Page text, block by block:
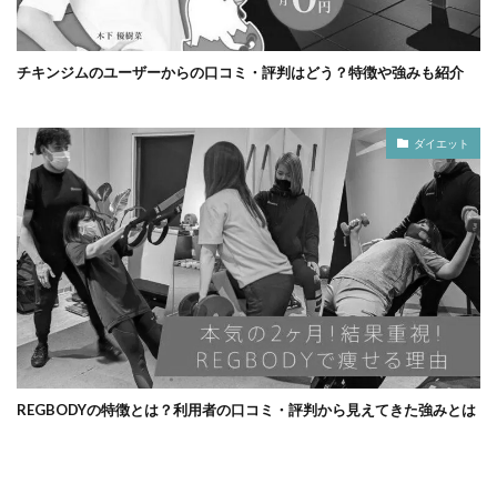
チキンジムのユーザーからの口コミ・評判はどう？特徴や強みも紹介
ダイエット
REGBODYの特徴とは？利用者の口コミ・評判から見えてきた強みとは